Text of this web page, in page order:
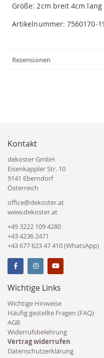
Größe: 2cm breit 4cm lang
Artikelnummer: 7560170-
Rezensionen
Kontakt
dekoster GmbH
Eisenkappler Str. 10
9141 Eberndorf
Österreich
office@dekoster.at
www.dekoster.at
+49 3222 109 4280
+43 4236 2471
+43 677 623 47 410 (WhatsApp)
Wichtige Links
Wichtige Hinweise
Häufig gestellte Fragen (FAQ)
AGB
Widerrufsbelehrung
Vertrag widerrufen
Datenschutzerklärung